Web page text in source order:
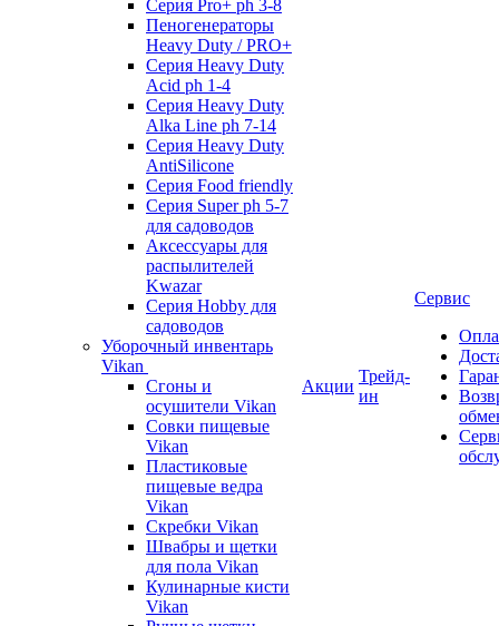
Серия Pro+ ph 3-8
Пеногенераторы
Heavy Duty / PRO+
Серия Heavy Duty
Acid ph 1-4
Серия Heavy Duty
Alka Line ph 7-14
Серия Heavy Duty
AntiSilicone
Серия Food friendly
Серия Super ph 5-7
для садоводов
Аксессуары для
распылителей
Kwazar
Серия Hobby для
садоводов
Уборочный инвентарь
Vikan
Сгоны и
осушители Vikan
Совки пищевые
Vikan
Пластиковые
пищевые ведра
Vikan
Скребки Vikan
Швабры и щетки
для пола Vikan
Кулинарные кисти
Vikan
Акции
Трейд-
ин
Сервис